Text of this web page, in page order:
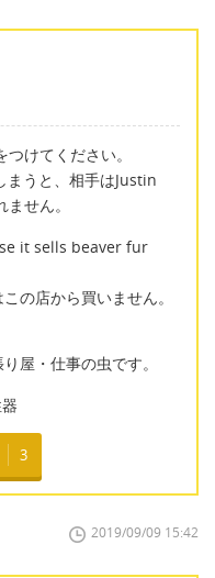
けてください。
まうと、相手はJustin
せん。
it sells beaver fur
の店から買いません。
屋・仕事の虫です。
3
2019/09/09 15:42